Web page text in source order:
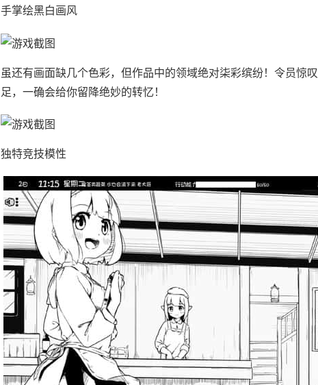
手掌绘黑白画风
虽还有画面缺几个色彩，但作品中的领域绝对柒彩缤纷！令员惊
足，一确会给你留降绝妙的转忆！
独特竞技模性